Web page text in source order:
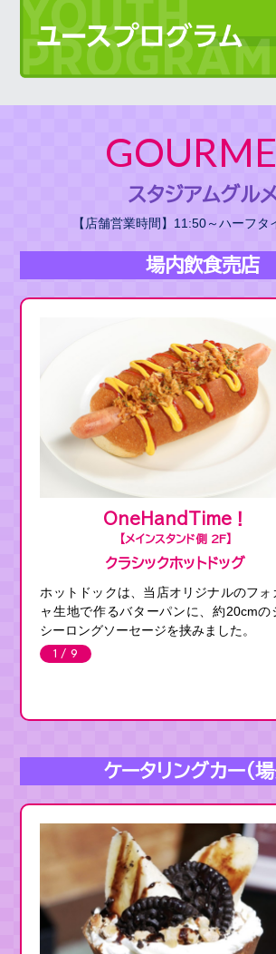
スタジアムグル
【店舗営業時間】11:50～ハーフタ
場内飲食売店
OneHandTime！
【メインスタンド側 2F】
クラシックホットドッグ
ホットドックは、当店オリジナルのフォ
ャ生地で作るバターパンに、約20cmの
シーロングソーセージを挟みました。
1 / 9
ケータリングカー（場